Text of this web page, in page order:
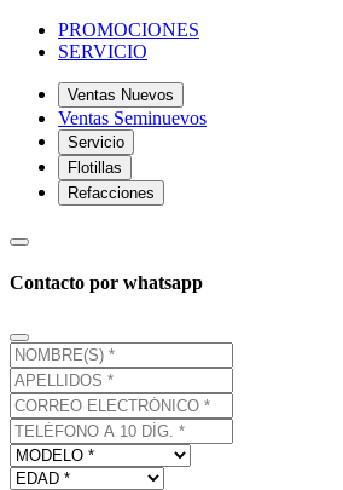
PROMOCIONES
SERVICIO
Ventas Nuevos
Ventas Seminuevos
Servicio
Flotillas
Refacciones
Contacto por whatsapp